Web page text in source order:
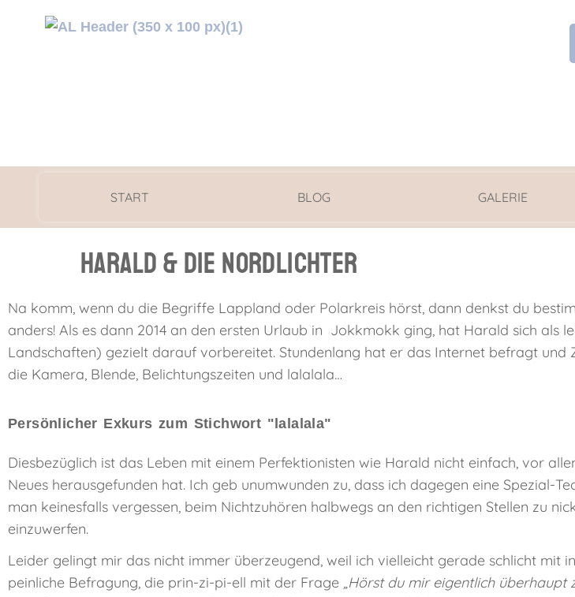
START BLOG GALERIE
Harald & die Nordlichter
Na komm, wenn du die Begriffe Lappland oder Polarkreis hörst, dann denkst du
anders! Als es dann 2014 an den ersten Urlaub in Jokkmokk ging, hat Harald sich
Landschaften) gezielt darauf vorbereitet. Stundenlang hat er das Internet befragt und
die Kamera, Blende, Belichtungszeiten und lalalala…
Persönlicher Exkurs zum Stichwort "lalalala"
Diesbezüglich ist das Leben mit einem Perfektionisten wie Harald nicht einfach, vor
Neues herausgefunden hat. Ich geb unumwunden zu, dass ich dagegen eine Spezial-
man keinesfalls vergessen, beim Nichtzuhören halbwegs an den richtigen Stellen zu
einzuwerfen.
Leider gelingt mir das nicht immer überzeugend, weil ich vielleicht gerade schlicht mit
peinliche Befragung, die prin-zi-pi-ell mit der Frage „Hörst du mir eigentlich überhaupt